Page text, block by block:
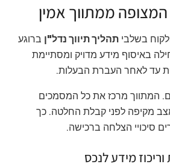
ממתווך אמין
בשלבי תהליך תיווך נדל"ן ברוגע
באיסוף מידע מדויק ומסתיימת
עד לאחר העברת הבעלות.
המתווך מרכז את כל המסמכים
מקיפה לפני קבלת החלטה. כך
סיכויי הצלחה ברכישה.
מידע לנכס